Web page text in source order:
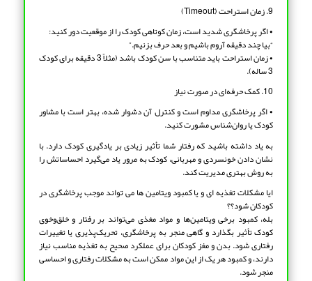
9. زمان استراحت (Timeout)
• اگر پرخاشگری شدید است، زمان کوتاهی کودک را از موقعیت دور کنید:
“بیا چند دقیقه آروم باشیم و بعد حرف بزنیم.”
• زمان استراحت باید متناسب با سن کودک باشد (مثلاً 3 دقیقه برای کودک
3 ساله).
10. کمک حرفه‌ای در صورت نیاز
• اگر پرخاشگری مداوم است و کنترل آن دشوار شده، بهتر است با مشاور
کودک یا روان‌شناس مشورت کنید.
به یاد داشته باشید که رفتار شما تأثیر زیادی بر یادگیری کودک دارد. با
نشان دادن خونسردی و مهربانی، کودک به مرور یاد می‌گیرد احساساتش را
به روش بهتری مدیریت کند.
ایا مشکلات تغذیه ای و یا کمبود ویتامین ها می تواند موجب پرخاشگری در
کودکان شود؟؟
بله، کمبود برخی ویتامین‌ها و مواد مغذی می‌تواند بر رفتار و خلق‌وخوی
کودک تأثیر بگذارد و گاهی منجر به پرخاشگری، تحریک‌پذیری یا تغییرات
رفتاری شود. بدن و مغز کودکان برای عملکرد صحیح به تغذیه مناسب نیاز
دارند، و کمبود هر یک از این مواد ممکن است به مشکلات رفتاری و احساسی
منجر شود.